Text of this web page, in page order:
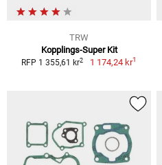
TRW
Kopplings-Super Kit
RFP 1 355,61 kr2 1 174,24 kr1